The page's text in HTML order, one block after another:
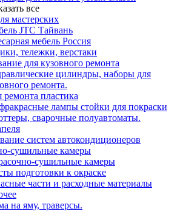
все
мастерских
JTC Тайвань
мебель Россия
тележки, верстаки
для кузовного ремонта
цилиндры, наборы для
ремонта.
ремонта пластика
лампы стойки для покраски
сварочные полуавтоматы.
систем автокондиционеров
сушильные камеры
сушильные камеры
подготовки к окраске
части и расходные материалы
на яму, траверсы.